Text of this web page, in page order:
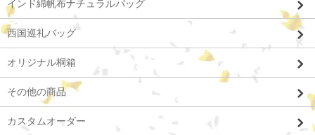
インド綿帆布ナチュラルバッグ
西国巡礼バッグ
オリジナル桐箱
その他の商品
カスタムオーダー